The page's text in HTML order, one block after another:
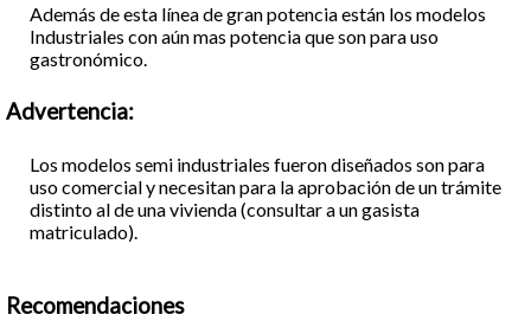
Además de esta línea de gran potencia están los modelos
Industriales con aún mas potencia que son para uso
gastronómico.
Advertencia:
Los modelos semi industriales fueron diseñados son para
uso comercial y necesitan para la aprobación de un trámite
distinto al de una vivienda (consultar a un gasista
matriculado).
Recomendaciones